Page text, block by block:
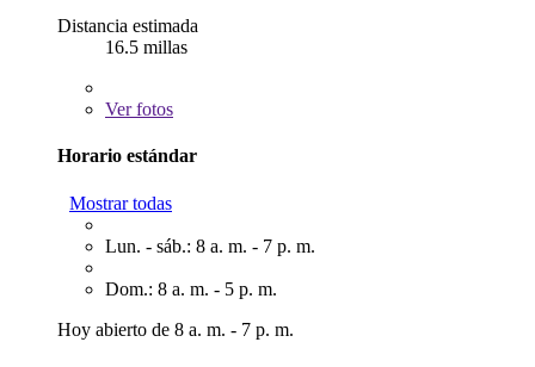
Distancia estimada
16.5 millas
Verfotos
Horario estándar
Mostrar todas
Lun. - sáb.: 8 a. m. - 7 p. m.
Dom.: 8 a. m. - 5 p. m.
Hoy abierto de 8 a. m. - 7 p. m.